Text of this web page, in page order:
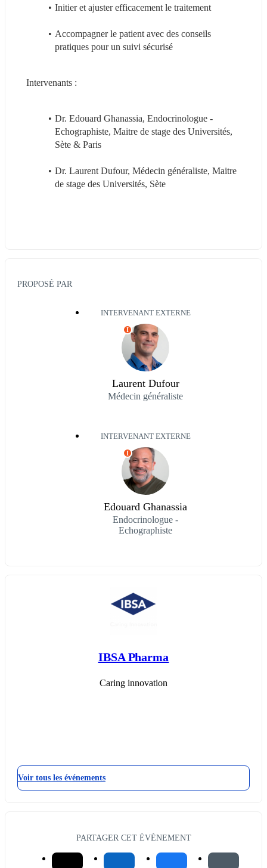
Initier et ajuster efficacement le traitement
Accompagner le patient avec des conseils
pratiques pour un suivi sécurisé
Intervenants :
Dr. Edouard Ghanassia, Endocrinologue -
Echographiste, Maitre de stage des Universités,
Sète & Paris
Dr. Laurent Dufour, Médecin généraliste, Maitre
de stage des Universités, Sète
PROPOSÉ PAR
INTERVENANT EXTERNE
I
Laurent Dufour
Médecin généraliste
INTERVENANT EXTERNE
I
Edouard Ghanassia
Endocrinologue -
Echographiste
IBSA Pharma
Caring innovation
Voir tous les événements
PARTAGER CET ÉVÉNEMENT